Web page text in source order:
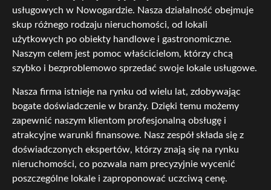
usługowych w Nowogardzie. Nasza działalność obejmuje
skup różnego rodzaju nieruchomości, od lokali
użytkowych po obiekty handlowe i gastronomiczne.
Naszym celem jest pomoc właścicielom, którzy chcą
szybko i bezproblemowo sprzedać swoje lokale usługowe.
Nasza firma istnieje na rynku od wielu lat, zdobywając
bogate doświadczenie w branży. Dzięki temu możemy
zapewnić naszym klientom profesjonalną obsługę i
atrakcyjne warunki finansowe. Nasz zespół składa się z
doświadczonych ekspertów, którzy znają się na rynku
nieruchomości, co pozwala nam precyzyjnie wycenić
poszczególne lokale i zaproponować uczciwą cenę.